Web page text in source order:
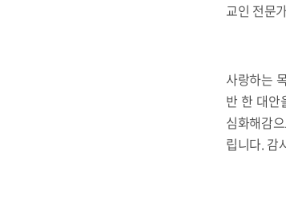
교인 전문
사랑하는
반 한 대안
심화해감
립니다. 감